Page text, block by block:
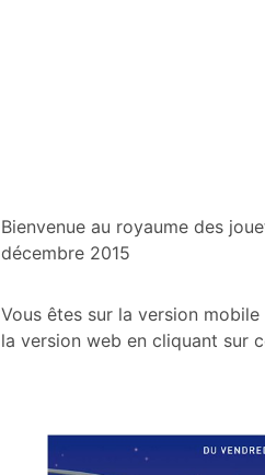
Bienvenue au royaume des
décembre 2015
Vous êtes sur la version
la version web en cliquant sur